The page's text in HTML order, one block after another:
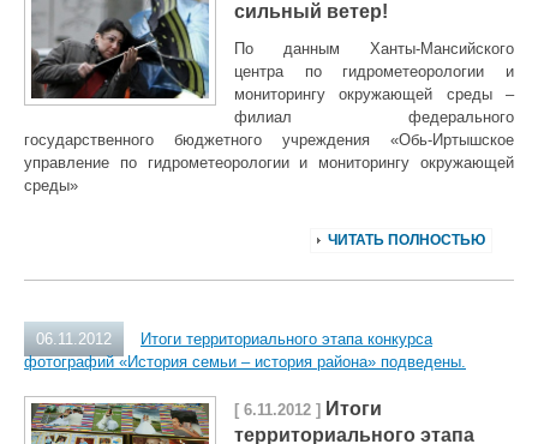
сильный ветер!
По данным Ханты-Мансийского
центра по гидрометеорологии и
мониторингу окружающей среды –
филиал федерального
государственного бюджетного учреждения «Обь-Иртышское
управление по гидрометеорологии и мониторингу окружающей
среды»
ЧИТАТЬ ПОЛНОСТЬЮ
06.11.2012
Итоги территориального этапа конкурса
фотографий «История семьи – история района» подведены.
[ 6.11.2012 ] Итоги
территориального этапа